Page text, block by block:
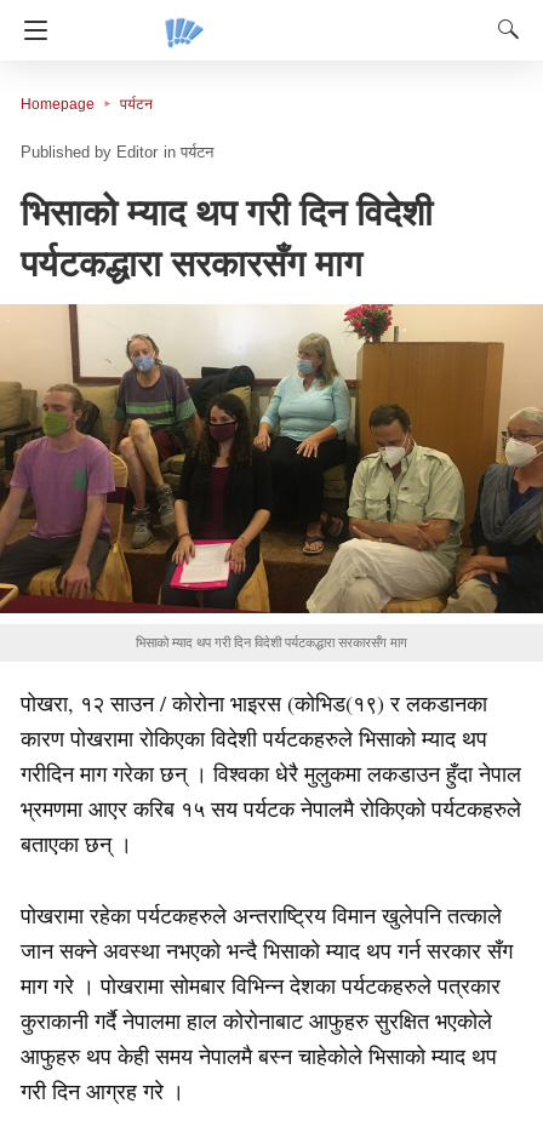
Homepage पर्यटन
Editor in पर्यटन
भिसाको म्याद थप गरी दिन विदेशी
पर्यटकद्धारा सरकारसँग माग
भिसाको म्याद थप गरी दिन विदेशी पर्यटकद्धारा सरकारसँग माग
पोखरा, १२ साउन / कोरोना भाइरस (कोभिड(१९) र लकडानका
कारण पोखरामा रोकिएका विदेशी पर्यटकहरुले भिसाको म्याद थप
गरीदिन माग गरेका छन् । विश्वका धेरै मुलुकमा लकडाउन हुँदा नेपाल
भ्रमणमा आएर करिब १५ सय पर्यटक नेपालमै रोकिएको पर्यटकहरुले
बताएका छन् ।
पोखरामा रहेका पर्यटकहरुले अन्तराष्ट्रिय विमान खुलेपनि तत्काले
जान सक्ने अवस्था नभएको भन्दै भिसाको म्याद थप गर्न सरकार सँग
माग गरे । पोखरामा सोमबार विभिन्न देशका पर्यटकहरुले पत्रकार
कुराकानी गर्दै नेपालमा हाल कोरोनाबाट आफुहरु सुरक्षित भएकोले
आफुहरु थप केही समय नेपालमै बस्न चाहेकोले भिसाको म्याद थप
गरी दिन आग्रह गरे ।